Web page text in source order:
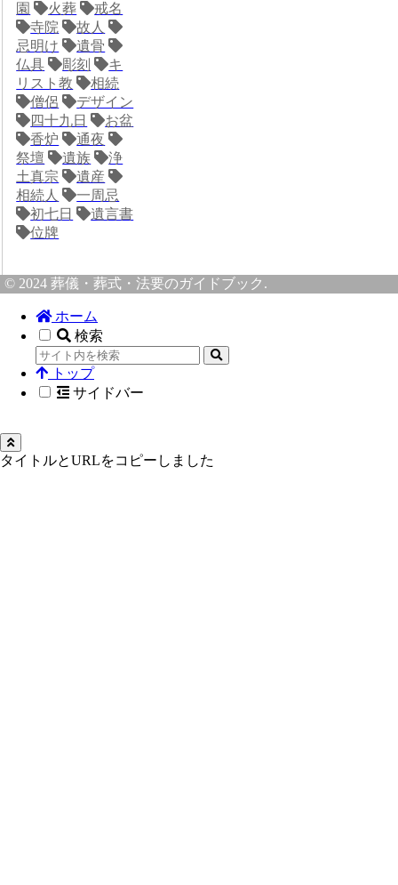
園
火葬
戒名
寺院
故人
忌明け
遺骨
仏具
彫刻
キ
リスト教
相続
僧侶
デザイン
四十九日
お盆
香炉
通夜
祭壇
遺族
浄
土真宗
遺産
相続人
一周忌
初七日
遺言書
位牌
© 2024 葬儀・葬式・法要のガイドブック.
ホーム
検索
トップ
サイドバー
タイトルとURLをコピーしました